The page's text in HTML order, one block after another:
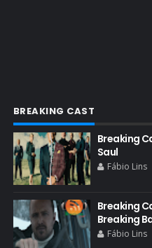
FELIZ NATAL
FILME
GIANCARLO ESPOSITO
GOLDEN GLOBE
GRACEPOINT
BREAKING CAST
Breaking
Saul
Fábio Lins
Breaking
Breaking
Fábio Lins